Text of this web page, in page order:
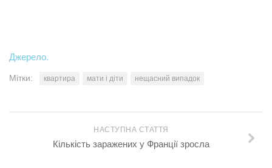
Джерело.
Мітки: квартира мати і діти нещасний випадок
НАСТУПНА СТАТТЯ
Кількість заражених у Франції зросла